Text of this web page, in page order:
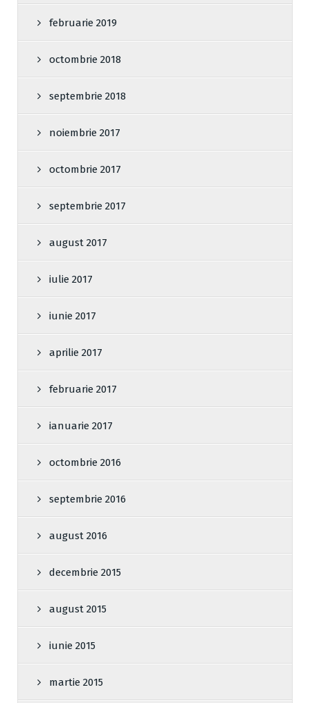
februarie 2019
octombrie 2018
septembrie 2018
noiembrie 2017
octombrie 2017
septembrie 2017
august 2017
iulie 2017
iunie 2017
aprilie 2017
februarie 2017
ianuarie 2017
octombrie 2016
septembrie 2016
august 2016
decembrie 2015
august 2015
iunie 2015
martie 2015